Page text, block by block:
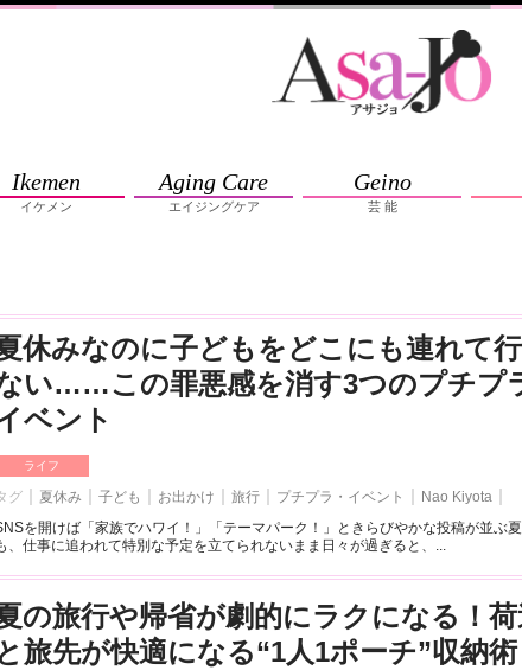
Ikemen
イケメン
Aging Care
エイジングケア
Geino
芸 能
休みなのに子どもをどこにも連れて
い……この罪悪感を消す3つのプチプ
ベント
ライフ
グ 夏休み 子ども お出かけ 旅行 プチプラ・イベント
Nao Kiyota
を開けば「家族でハワイ！」「テーマパーク！」ときらびやかな投稿が並ぶ
、仕事に追われて特別な予定を立てられないまま日々が過ぎると、...
の旅行や帰省が劇的にラクになる！荷
と旅先が快適になる“1人1ポーチ”収納術